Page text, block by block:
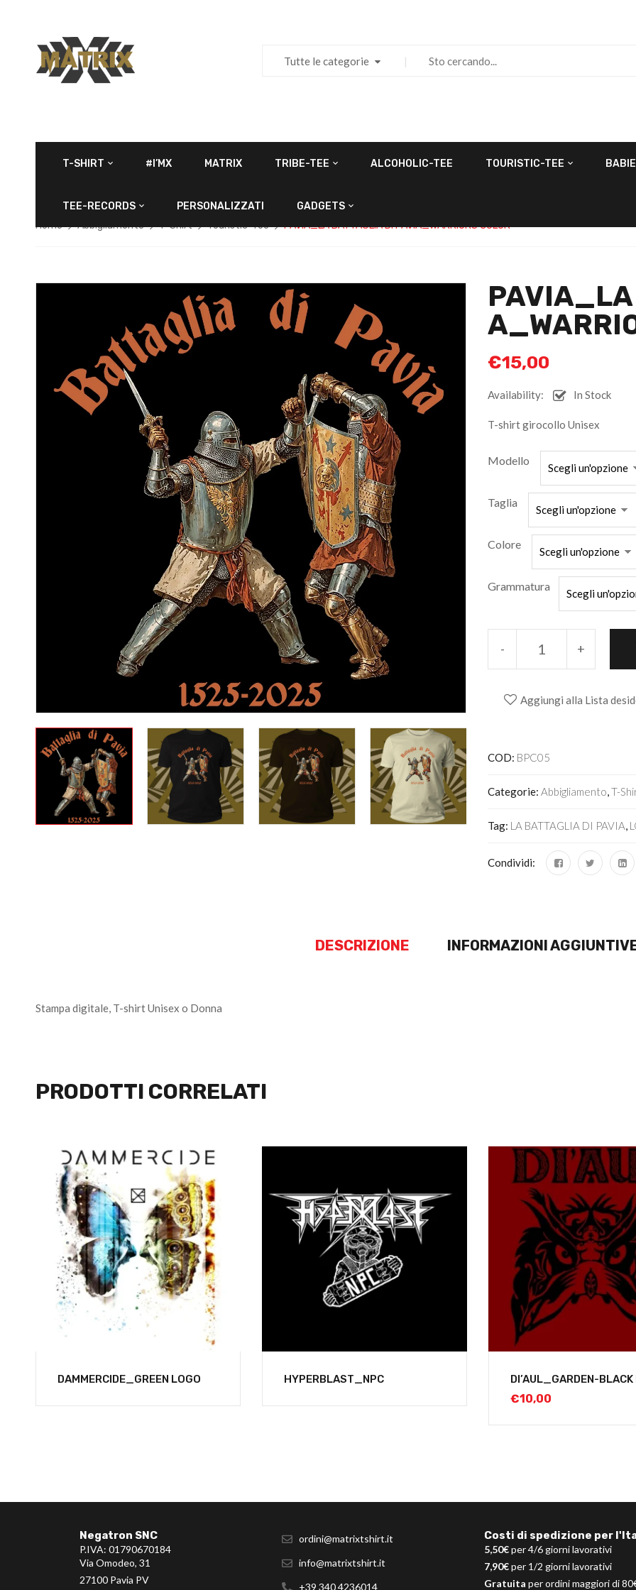
Tutte le categorie
T-SHIRT #I’MX MATRIX TRIBE-TEE ALCOHOLIC-TEE TOURISTIC-TEE
TEE-RECORDS PERSONALIZZATI GADGETS
Home Abbigliamento T-Shirt Touristic-Tee PAVIA_LA BATTAGLIA DI PAVIA_WARRIORS COLOR
PAVIA_LA
€15,00
Availability: In Stock
T-shirt girocollo Unisex
Modello
Taglia
Colore
Grammatura
+
-
Aggiungi alla Lista
COD: BPC05
Categorie: Abbigliamento,T-
Tag: LA BATTAGLIA DI PAVIA,
Condividi:
DESCRIZIONE INFORMAZIONI
Stampa digitale, T-shirt Unisex o Donna
PRODOTTI CORRELATI
DAMMERCIDE_GREEN LOGO HYPERBLAST_NPC DI’AUL_GARDEN-BLACK
€10,00
Negatron SNC
P.IVA: 01790670184
Via Omodeo, 31
27100 Pavia PV
ordini@matrixtshirt.it
info@matrixtshirt.it
+39 340 4236014
Costi di spedizione per
5,50€per 4/6 giorni lavorativi
7,90€per 1/2 giorni lavorativi
Gratuita per ordini maggiori di